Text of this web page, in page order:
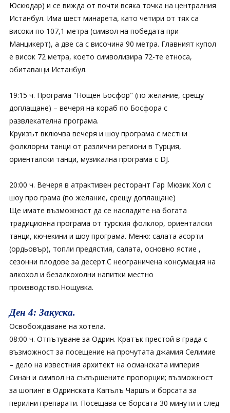
Юскюдар) и се вижда от почти всяка точка на централния
Истанбул. Има шест минарета, като четири от тях са
високи по 107,1 метра (символ на победата при
Манцикерт), а две са с височина 90 метра. Главният купол
е висок 72 метра, което символизира 72-те етноса,
обитаващи Истанбул.
19:15 ч. Програма "Нощен Босфор" (по желание, срещу
доплащане) – вечеря на кораб по Босфора с
развлекателна програма.
Круизът включва вечеря и шоу програма с местни
фолклорни танци от различни региони в Турция,
ориенталски танци, музикална програма с DJ.
20:00 ч. Вечеря в атрактивен ресторант Гар Мюзик Хол с
шоу про грама (по желание, срещу доплащане)
Ще имате възможност да се насладите на богата
традиционна програма от турския фолклор, ориенталски
танци, кючекини и шоу програма. Меню: салата асорти
(ордьовър), топли предястия, салата, основно ястие ,
сезонни плодове за десерт.С неограничена консумация на
алкохол и безалкохолни напитки местно
производство.Нощувка.
Ден 4: Закуска.
Освобождаване на хотела.
08:00 ч. Отпътуване за Одрин. Кратък престой в града с
възможност за посещение на прочутата джамия Селимие
– дело на известния архитект на османската империя
Синан и символ на съвършените пропорции; възможност
за шопинг в Одринската Капълъ Чаршъ и борсата за
перилни препарати. Посещава се борсата 30 минути и след